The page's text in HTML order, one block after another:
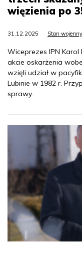
więzienia po
31.12.2025 Stan wojenny
Wiceprezes IPN
akcie oskarżenia
wzięli udział w
Lubinie w 1982 r.
sprawy.